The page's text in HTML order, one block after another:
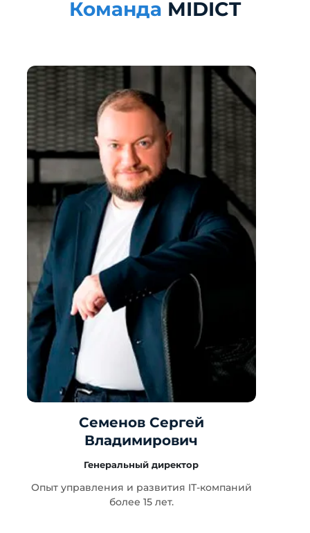
Команда MIDICT
Семенов Сергей
Владимирович
Генеральный директор
Опыт управления и развития IT-компаний
более 15 лет.